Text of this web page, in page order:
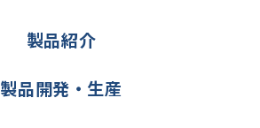
製品紹介
製品開発・生産